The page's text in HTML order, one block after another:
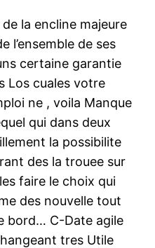
la encline majeure
l’ensemble de ses
certaine garantie
Los cuales votre
ne , voila Manque
qui dans deux
la possibilite
des la trouee sur
faire le choix qui
des nouvelle tout
bord… C-Date agile
tres Utile